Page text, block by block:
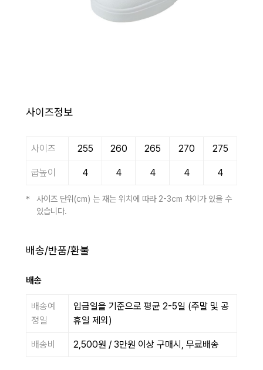
사이즈정보
사이즈 255 260 265 270 275
굽높이 4 4 4 4 4
사이즈 단위(cm) 는 재는 위치에 따라 2-3cm 차이가 있을 수
있습니다.
배송/반품/환불
배송
배송예
정일
입금일을 기준으로 평균 2-5일 (주말 및 공
휴일 제외)
배송비 2,500원 / 3만원 이상 구매시, 무료배송